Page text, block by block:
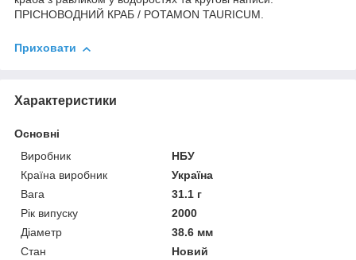
ПРІСНОВОДНИЙ КРАБ / POTAMON TAURICUM.
Приховати
Характеристики
Основні
Виробник
НБУ
Країна виробник
Україна
Вага
31.1 г
Рік випуску
2000
Діаметр
38.6 мм
Стан
Новий